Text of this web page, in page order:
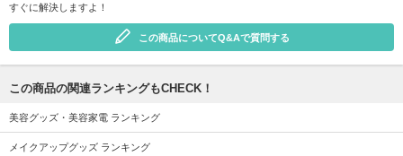
すぐに解決しますよ！
この商品についてQ&Aで質問する
この商品の関連ランキングもCHECK！
美容グッズ・美容家電 ランキング
メイクアップグッズ ランキング